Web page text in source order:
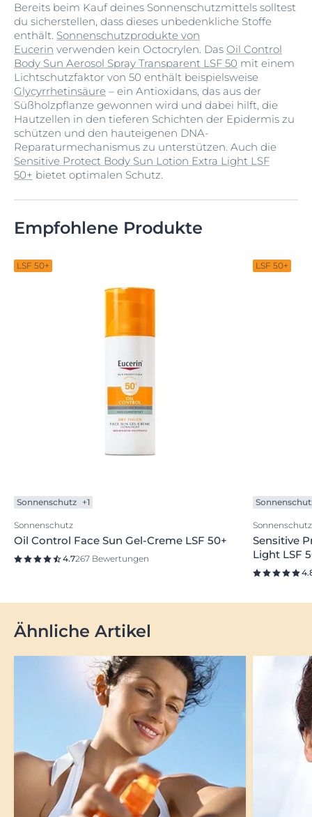
Bereits beim Kauf deines Sonnenschutzmittels solltest
du sicherstellen, dass dieses unbedenkliche Stoffe
enthält. Sonnenschutzprodukte von
Eucerin verwenden kein Octocrylen. Das Oil Control
Body Sun Aerosol Spray Transparent LSF 50 mit einem
Lichtschutzfaktor von 50 enthält beispielsweise
Glycyrrhetinsäure – ein Antioxidans, das aus der
Süßholzpflanze gewonnen wird und dabei hilft, die
Hautzellen in den tieferen Schichten der Epidermis zu
schützen und den hauteigenen DNA-
Reparaturmechanismus zu unterstützen. Auch die
Sensitive Protect Body Sun Lotion Extra Light LSF
50+ bietet optimalen Schutz.
Empfohlene Produkte
LSF 50+
Sonnenschutz +1
Sonnenschutz
Oil Control Face Sun Gel-Creme LSF 50+
4.7267 Bewertungen
LSF 50+
Sonnenschutz
Sensitive
Light LSF
Ähnliche Artikel